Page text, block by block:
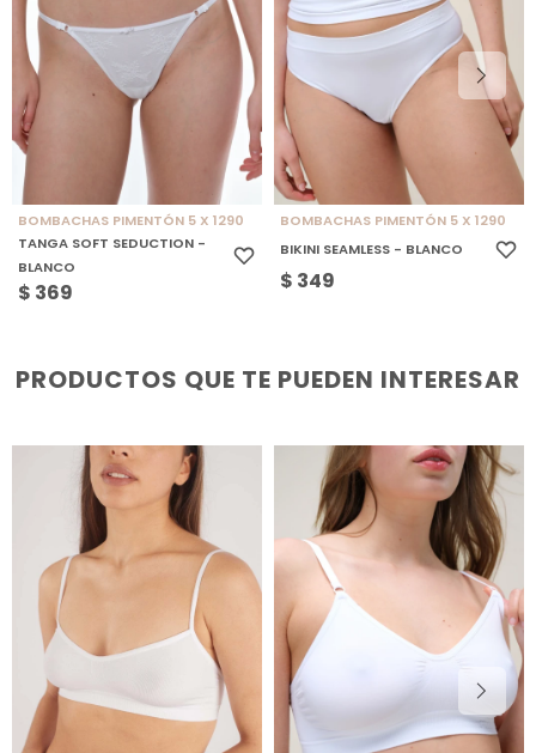
BOMBACHAS PIMENTÓN 5 X 1290
TANGA SOFT SEDUCTION -
BLANCO
$ 369
BOMBACHAS PIMENTÓN 5 X 1290
BIKINI SEAMLESS - BLANCO
$ 349
PRODUCTOS QUE TE PUEDEN INTERESAR